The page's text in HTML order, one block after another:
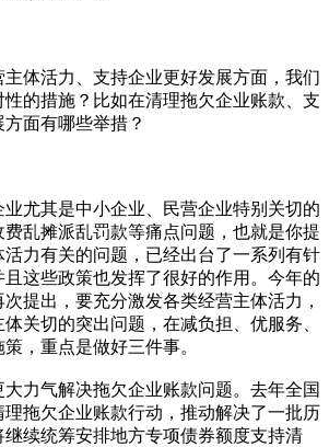
体活力、支持企业更好发展方面，我们
的措施？比如在清理拖欠企业账款、支
面有哪些举措？
尤其是中小企业、民营企业特别关切的
乱摊派乱罚款等痛点问题，也就是你提
力有关的问题，已经出台了一系列有针
这些政策也发挥了很好的作用。今年的
次提出，要充分激发各类经营主体活力，
关切的突出问题，在减负担、优服务、
，重点是做好三件事。
力气解决拖欠企业账款问题。去年全国
拖欠企业账款行动，推动解决了一批历
继续统筹安排地方专项债券额度支持清